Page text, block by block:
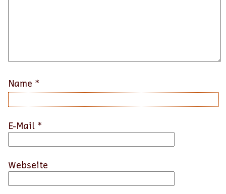
Name *
E-Mail *
Webseite